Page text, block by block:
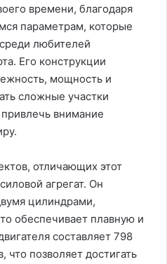
времени, благодаря
параметрам, которые
любителей
Его конструкции
мощность и
сложные участки
внимание
отличающих этот
агрегат. Он
цилиндрами,
обеспечивает плавную и
составляет 798
что позволяет достигать